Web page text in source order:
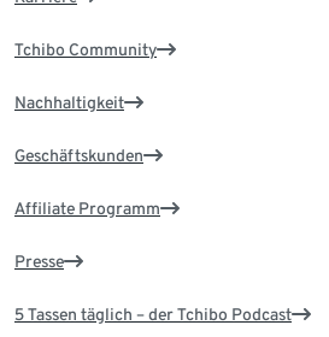
Tchibo Community
Nachhaltigkeit
Geschäftskunden
Affiliate Programm
Presse
5 Tassen täglich – der Tchibo Podcast